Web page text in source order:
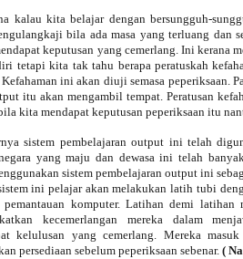
kalau kita belajar dengan bersungguh-
bila ada masa yang terluang dan
keputusan yang cemerlang. Ini kerana
tetapi kita tak tahu berapa peratuskah
ini akan diuji semasa peperiksaan.
itu akan mengambil tempat. Peratusan
kita mendapat keputusan peperiksaan itu
sistem pembelajaran output ini telah
yang maju dan dewasa ini telah
sistem pembelajaran output ini
ini pelajar akan melakukan latih tubi
pemantauan komputer. Latihan demi latihan
kecemerlangan mereka dalam
kelulusan yang cemerlang. Mereka
persediaan sebelum peperiksaan sebenar. (